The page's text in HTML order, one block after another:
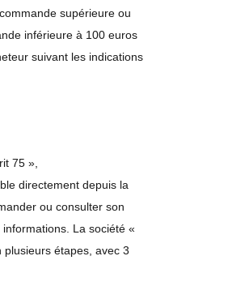
supérieure ou
inférieure à 100 euros
suivant les indications
75 »,
directement depuis la
ou consulter son
La société «
étapes, avec 3